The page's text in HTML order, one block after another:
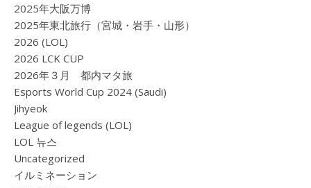
2025年大阪万博
2025年東北旅行（宮城・岩手・山形）
2026 (LOL)
2026 LCK CUP
2026年３月 都内マタ旅
Esports World Cup 2024 (Saudi)
Jihyeok
League of legends (LOL)
LOL 뉴스
Uncategorized
イルミネーション